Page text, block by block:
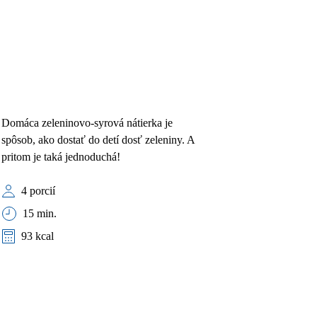
Domáca zeleninovo-syrová nátierka je
spôsob, ako dostať do detí dosť zeleniny. A
pritom je taká jednoduchá!
4 porcií
15 min.
93 kcal